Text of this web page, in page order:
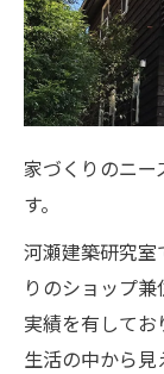
家づくりのニ
す。
河瀬建築研究
りのショップ
実績を有してお
生活の中から